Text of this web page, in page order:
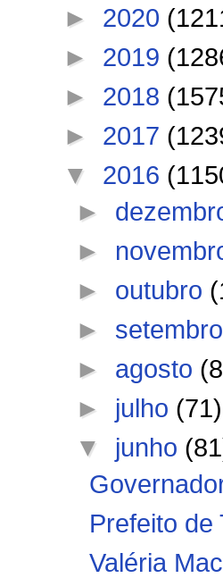
► 2020
► 2019
► 2018
► 2017
▼ 2016
►
►
► outubro
► setembro
► agosto
► julho (71)
▼ junho
Prefeito de
Valéria